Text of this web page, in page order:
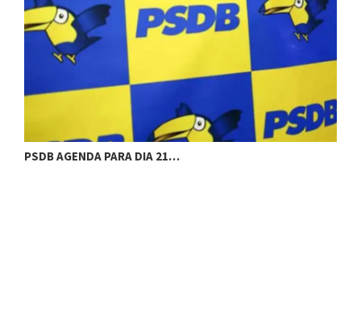
PSDB AGENDA PARA DIA 21…